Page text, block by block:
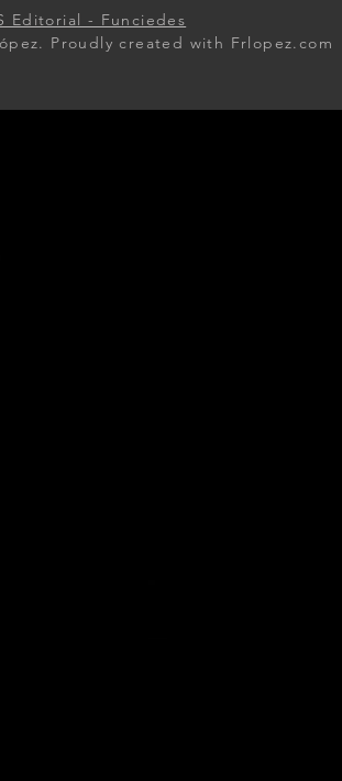
Editorial - Funciedes​
Proudly created with Frlopez.com